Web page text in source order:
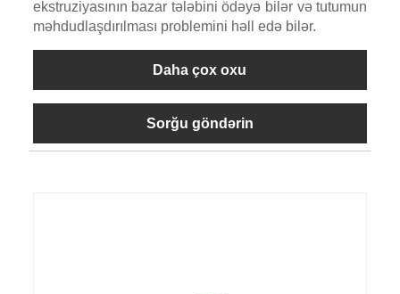
ekstruziyasının bazar tələbini ödəyə bilər və tutumun
məhdudlaşdırılması problemini həll edə bilər.
Daha çox oxu
Sorğu göndərin